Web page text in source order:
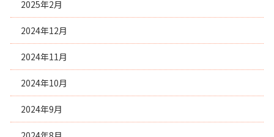
2025年2月
2024年12月
2024年11月
2024年10月
2024年9月